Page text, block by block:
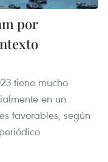
por
tiene mucho
en un
favorables, según